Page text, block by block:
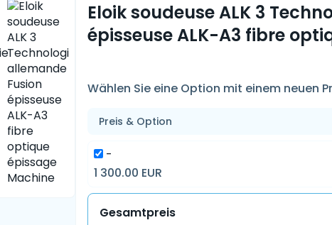
Eloik soudeuse ALK 3
épisseuse ALK-A3 fibre
Wählen Sie eine Option mit einem neuen
Preis & Option
-
1 300.00 EUR
Gesamtpreis